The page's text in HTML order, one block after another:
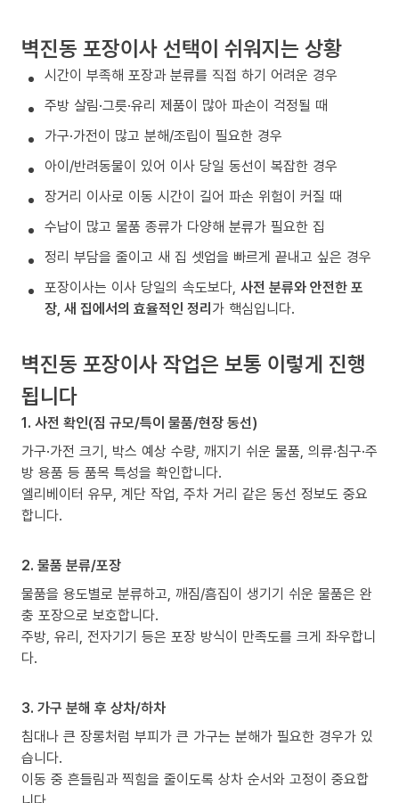
벽진동 포장이사 선택이 쉬워지는 상황
시간이 부족해 포장과 분류를 직접 하기 어려운 경우
주방 살림·그릇·유리 제품이 많아 파손이 걱정될 때
가구·가전이 많고 분해/조립이 필요한 경우
아이/반려동물이 있어 이사 당일 동선이 복잡한 경우
장거리 이사로 이동 시간이 길어 파손 위험이 커질 때
수납이 많고 물품 종류가 다양해 분류가 필요한 집
정리 부담을 줄이고 새 집 셋업을 빠르게 끝내고 싶은 경우
포장이사는 이사 당일의 속도보다, 사전 분류와 안전한 포
장, 새 집에서의 효율적인 정리가 핵심입니다.
벽진동 포장이사 작업은 보통 이렇게 진행
됩니다
1. 사전 확인(짐 규모/특이 물품/현장 동선)
가구·가전 크기, 박스 예상 수량, 깨지기 쉬운 물품, 의류·침구·주
방 용품 등 품목 특성을 확인합니다.
엘리베이터 유무, 계단 작업, 주차 거리 같은 동선 정보도 중요
합니다.
2. 물품 분류/포장
물품을 용도별로 분류하고, 깨짐/흠집이 생기기 쉬운 물품은 완
충 포장으로 보호합니다.
주방, 유리, 전자기기 등은 포장 방식이 만족도를 크게 좌우합니
다.
3. 가구 분해 후 상차/하차
침대나 큰 장롱처럼 부피가 큰 가구는 분해가 필요한 경우가 있
습니다.
이동 중 흔들림과 찍힘을 줄이도록 상차 순서와 고정이 중요합